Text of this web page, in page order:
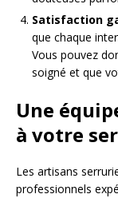
Satisfaction
que chaque
Vous pouvez
soigné et que
Une
à votre
Les artisans
professionnels